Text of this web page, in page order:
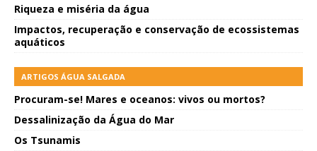
Riqueza e miséria da água
Impactos, recuperação e conservação de ecossistemas
aquáticos
ARTIGOS ÁGUA SALGADA
Procuram-se! Mares e oceanos: vivos ou mortos?
Dessalinização da Água do Mar
Os Tsunamis